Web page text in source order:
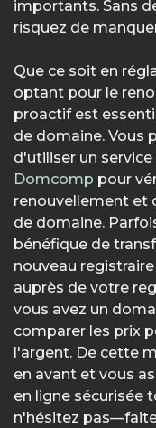
importants. Sans
risquez de
Que ce soit en
optant pour le
proactif est
de domaine. Vous
d'utiliser un
Domcomp pour
renouvellement et
de domaine.
bénéfique de
nouveau
auprès de votre
vous avez un
comparer les prix
l'argent. De cette
en avant et vous
en ligne sécurisée
n'hésitez